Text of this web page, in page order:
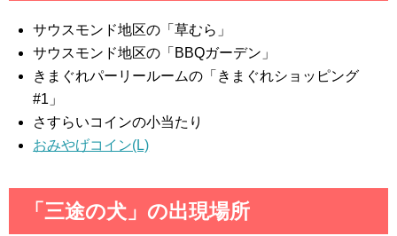
サウスモンド地区の「草むら」
サウスモンド地区の「BBQガーデン」
きまぐれパーリールームの「きまぐれショッピング
#1」
さすらいコインの小当たり
おみやげコイン(L)
「三途の犬」の出現場所